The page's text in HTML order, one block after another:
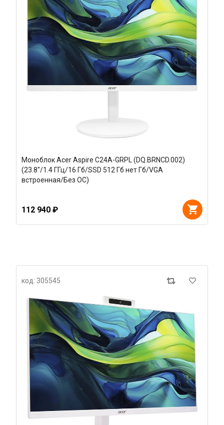
Моноблок Acer Aspire C24A-GRPL (DQ.BRNCD.002)
(23.8"/1.4 ГГц/16 Гб/SSD 512 Гб нет Гб/VGA
встроенная/Без ОС)
112 940 ₽
код: 305545